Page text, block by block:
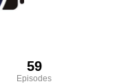
59
Episodes